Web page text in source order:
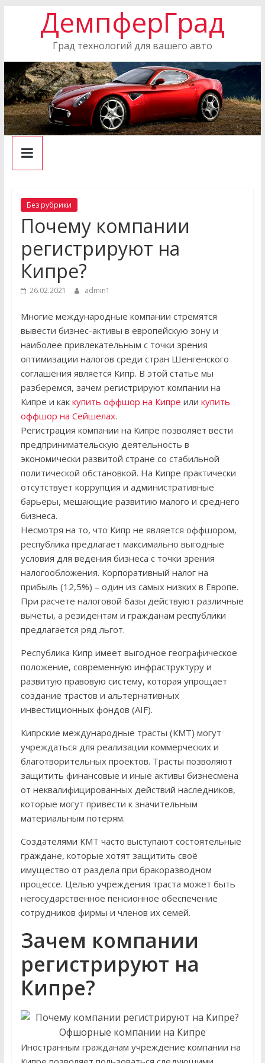
ДемпферГрад
Град технологий для вашего авто
Без рубрики
Почему компании
регистрируют на
Кипре?
26.02.2021 admin1
Многие международные компании стремятся
вывести бизнес-активы в европейскую зону и
наиболее привлекательным с точки зрения
оптимизации налогов среди стран Шенгенского
соглашения является Кипр. В этой статье мы
разберемся, зачем регистрируют компании на
Кипре и как купить оффшор на Кипре или купить
оффшор на Сейшелах.
Регистрация компании на Кипре позволяет вести
предпринимательскую деятельность в
экономически развитой стране со стабильной
политической обстановкой. На Кипре практически
отсутствует коррупция и административные
барьеры, мешающие развитию малого и среднего
бизнеса.
Несмотря на то, что Кипр не является оффшором,
республика предлагает максимально выгодные
условия для ведения бизнеса с точки зрения
налогообложения. Корпоративный налог на
прибыль (12,5%) – один из самых низких в Европе.
При расчете налоговой базы действуют различные
вычеты, а резидентам и гражданам республики
предлагается ряд льгот.
Республика Кипр имеет выгодное географическое
положение, современную инфраструктуру и
развитую правовую систему, которая упрощает
создание трастов и альтернативных
инвестиционных фондов (AIF).
Кипрские международные трасты (КМТ) могут
учреждаться для реализации коммерческих и
благотворительных проектов. Трасты позволяют
защитить финансовые и иные активы бизнесмена
от неквалифицированных действий наследников,
которые могут привести к значительным
материальным потерям.
Создателями КМТ часто выступают состоятельные
граждане, которые хотят защитить своё
имущество от раздела при бракоразводном
процессе. Целью учреждения траста может быть
негосударственное пенсионное обеспечение
сотрудников фирмы и членов их семей.
Зачем компании
регистрируют на
Кипре?
Иностранным гражданам учреждение компании на